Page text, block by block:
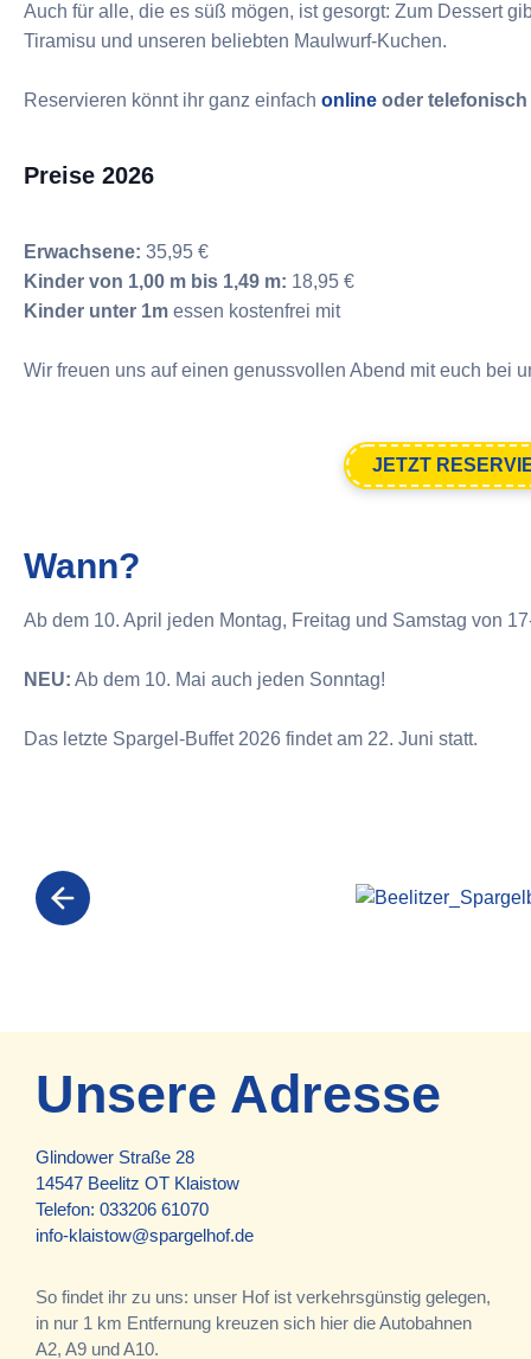
Auch für alle, die es süß mögen, ist gesorgt: Zum Dessert
Tiramisu und unseren beliebten Maulwurf-Kuchen.
Reservieren könnt ihr ganz einfach online oder telefonisch
Preise 2026
Erwachsene: 35,95 €
Kinder von 1,00 m bis 1,49 m: 18,95 €
Kinder unter 1m essen kostenfrei mit
Wir freuen uns auf einen genussvollen Abend mit euch bei
JETZT
Wann?
Ab dem 10. April jeden Montag, Freitag und Samstag von
NEU: Ab dem 10. Mai auch jeden Sonntag!
Das letzte Spargel-Buffet 2026 findet am 22. Juni statt.
Unsere Adresse
Glindower Straße 28
14547 Beelitz OT Klaistow
Telefon: 033206 61070
info-klaistow@spargelhof.de
So findet ihr zu uns: unser Hof ist verkehrsgünstig gelegen,
in nur 1 km Entfernung kreuzen sich hier die Autobahnen
A2, A9 und A10.